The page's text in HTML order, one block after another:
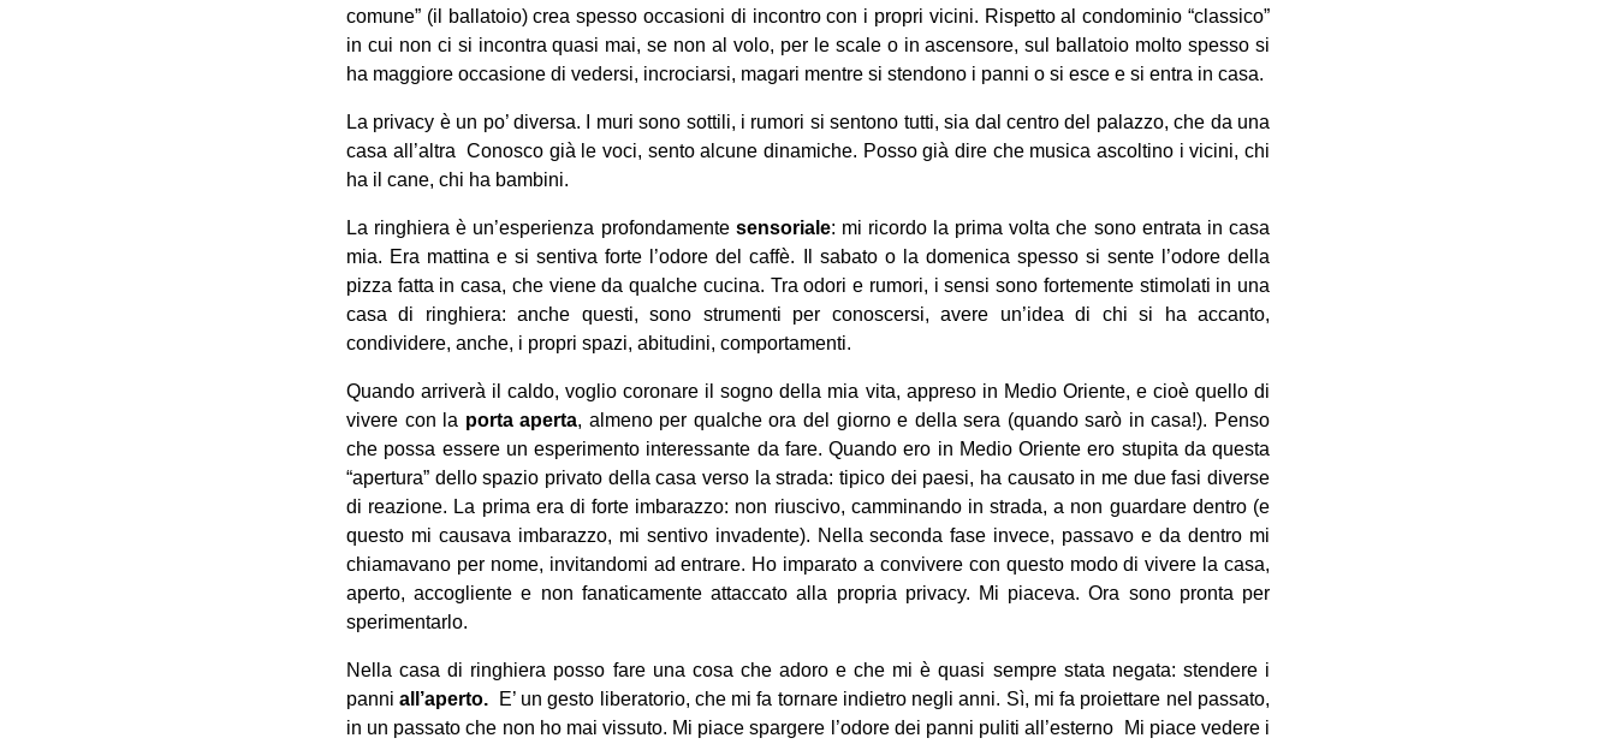
comune” (il ballatoio) crea spesso occasioni di incontro con i propri vicini. Rispetto al condominio “classico”
in cui non ci si incontra quasi mai, se non al volo, per le scale o in ascensore, sul ballatoio molto spesso si
ha maggiore occasione di vedersi, incrociarsi, magari mentre si stendono i panni o si esce e si entra in casa.
La privacy è un po’ diversa. I muri sono sottili, i rumori si sentono tutti, sia dal centro del palazzo, che da una
casa all’altra Conosco già le voci, sento alcune dinamiche. Posso già dire che musica ascoltino i vicini, chi
ha il cane, chi ha bambini.
La ringhiera è un’esperienza profondamente sensoriale: mi ricordo la prima volta che sono entrata in casa
mia. Era mattina e si sentiva forte l’odore del caffè. Il sabato o la domenica spesso si sente l’odore della
pizza fatta in casa, che viene da qualche cucina. Tra odori e rumori, i sensi sono fortemente stimolati in una
casa di ringhiera: anche questi, sono strumenti per conoscersi, avere un’idea di chi si ha accanto,
condividere, anche, i propri spazi, abitudini, comportamenti.
Quando arriverà il caldo, voglio coronare il sogno della mia vita, appreso in Medio Oriente, e cioè quello di
vivere con la porta aperta, almeno per qualche ora del giorno e della sera (quando sarò in casa!). Penso
che possa essere un esperimento interessante da fare. Quando ero in Medio Oriente ero stupita da questa
“apertura” dello spazio privato della casa verso la strada: tipico dei paesi, ha causato in me due fasi diverse
di reazione. La prima era di forte imbarazzo: non riuscivo, camminando in strada, a non guardare dentro (e
questo mi causava imbarazzo, mi sentivo invadente). Nella seconda fase invece, passavo e da dentro mi
chiamavano per nome, invitandomi ad entrare. Ho imparato a convivere con questo modo di vivere la casa,
aperto, accogliente e non fanaticamente attaccato alla propria privacy. Mi piaceva. Ora sono pronta per
sperimentarlo.
Nella casa di ringhiera posso fare una cosa che adoro e che mi è quasi sempre stata negata: stendere i
panniall’aperto. E’ un gesto liberatorio, che mi fa tornare indietro negli anni. Sì, mi fa proiettare nel passato,
in un passato che non ho mai vissuto. Mi piace spargere l’odore dei panni puliti all’esterno Mi piace vedere i